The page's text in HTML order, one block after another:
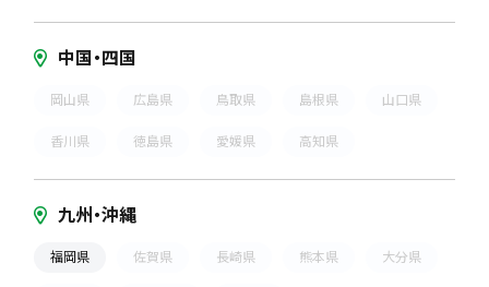
中国・四国
岡山県 広島県 鳥取県 島根県 山口県
香川県 徳島県 愛媛県 高知県
九州・沖縄
福岡県 佐賀県 長崎県 熊本県 大分県